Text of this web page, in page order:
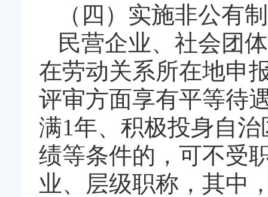
（四）实施非公有
民营企业、社会团
在劳动关系所在地申
评审方面享有平等待
满1年、积极投身自
绩等条件的，可不受
业、层级职称，其中